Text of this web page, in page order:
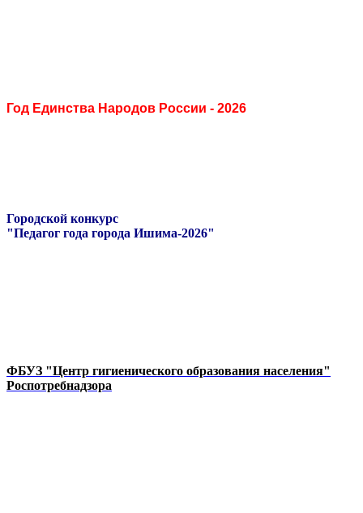
Год Единства Народов России - 2026
Городской конкурс
"Педагог года города Ишима-2026"
ФБУЗ "Центр гигиенического образования населения"
Роспотребнадзора